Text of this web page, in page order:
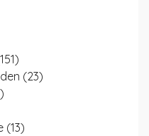
(23)
(13)